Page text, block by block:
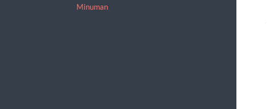
Minuman